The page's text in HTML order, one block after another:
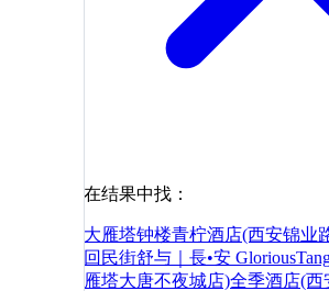
在结果中找：
大雁塔钟楼青柠酒店(西安锦业
回民街舒与｜長•安
雁塔大唐不夜城店)全季酒店(西